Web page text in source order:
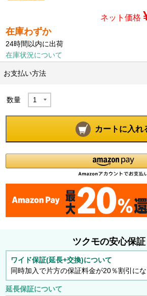
ネット価格
在庫わずか
24時間以内に出荷
在庫状況について
お支払い方法
数量
カートに入れ
ツクモの安心保証
ワイド保証(延長+交換)について
同時加入で片方の保証料金が20％割引にな
延長保証について